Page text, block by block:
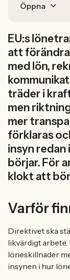
Öppna
EU:s
att
med lön,
träder i
men
mer
förklaras
insyn
börjar. För
klokt att
Varför
Direktivet ska
likvärdigt arbete.
löneskillnader
insynen i hur